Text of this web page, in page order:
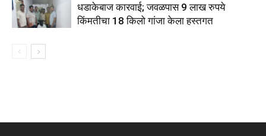
धडाकेबाज कारवाई; जवळपास 9 लाख रुपये
किंमतीचा 18 किलो गांजा केला हस्तगत